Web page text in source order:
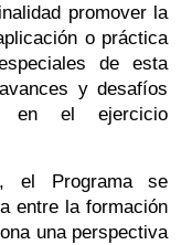
promover la
o práctica
de esta
y desafíos
en el ejercicio
el Programa se
entre la formación
una perspectiva